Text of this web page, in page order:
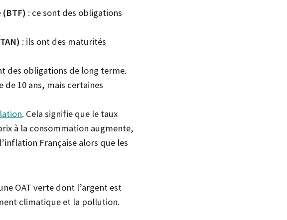
: ce sont des obligations
: ils ont des maturités
des obligations de long terme.
de 10 ans, mais certaines
. Cela signifie que le taux
à la consommation augmente,
Française alors que les
OAT verte dont l’argent est
climatique et la pollution.